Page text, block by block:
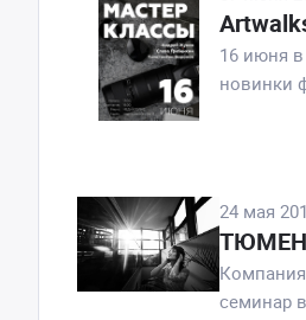
16 июня
новинки
24 мая
семинар